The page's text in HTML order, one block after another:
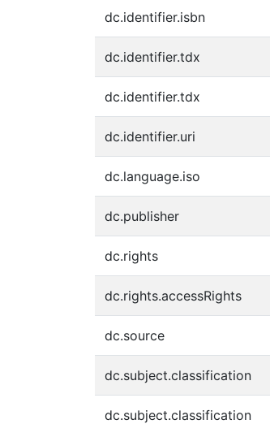
dc.identifier.isbn
dc.identifier.tdx
dc.identifier.tdx
dc.identifier.uri
dc.language.iso
dc.publisher
dc.rights
dc.rights.accessRights
dc.source
dc.subject.classification
dc.subject.classification